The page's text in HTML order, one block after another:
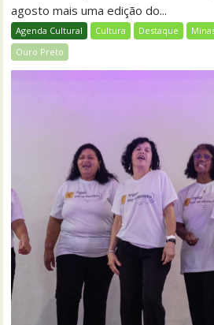
agosto mais uma edição do...
Agenda Cultural Cultura Destaque
Ouro Preto